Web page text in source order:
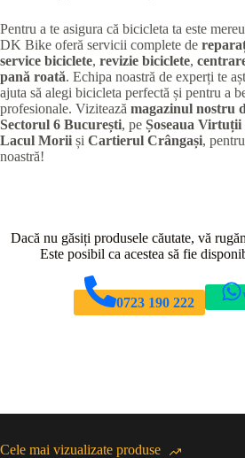
Pentru a te asigura că bicicleta ta este
DK Bike oferă servicii complete de
service biciclete, revizie biciclete,
pană roată. Echipa noastră de experți te
ajuta să alegi bicicleta perfectă și pentru a
profesionale. Vizitează magazinul nostru
Sectorul 6 București, pe Șoseaua Virtuții
Lacul Morii și Cartierul Crângași,
noastră!
Dacă nu găsiți produsele căutate, vă
Este posibil ca acestea să fie
0723 190 222
Cele mai vizualizate produse